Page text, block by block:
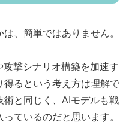
、簡単ではありません。
撃シナリオ構築を加速す
得るという考え方は理解で
術と同じく、AIモデルも戦
ているのだと思います。